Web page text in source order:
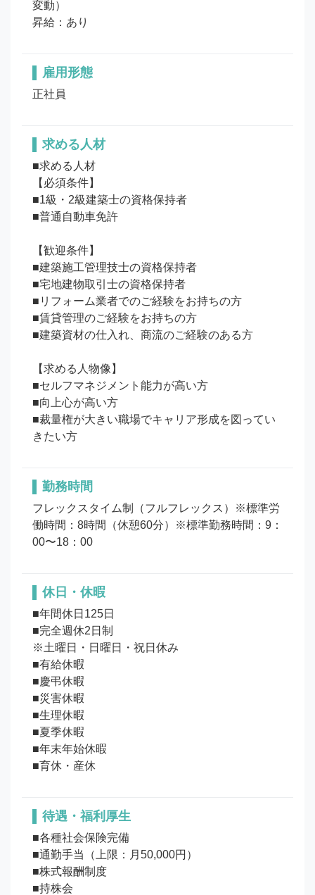
変動）
昇給：あり
雇用形態
正社員
求める人材
■求める人材
【必須条件】
■1級・2級建築士の資格保持者
■普通自動車免許
【歓迎条件】
■建築施工管理技士の資格保持者
■宅地建物取引士の資格保持者
■リフォーム業者でのご経験をお持ちの方
■賃貸管理のご経験をお持ちの方
■建築資材の仕入れ、商流のご経験のある方
【求める人物像】
■セルフマネジメント能力が高い方
■向上心が高い方
■裁量権が大きい職場でキャリア形成を図ってい
勤務時間
フレックスタイム制（フルフレックス）※標準労
働時間：8時間（休憩60分）※標準勤務時間：9：
00〜18：00
休日・休暇
■年間休日125日
■完全週休2日制
※土曜日・日曜日・祝日休み
■有給休暇
■慶弔休暇
■災害休暇
■生理休暇
■夏季休暇
■年末年始休暇
待遇・福利厚生
■各種社会保険完備
■通勤手当（上限：月50,000円）
■株式報酬制度
■持株会